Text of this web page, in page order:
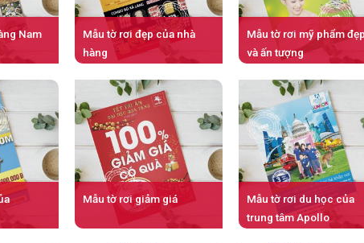
Nam
Mẫu tờ rơi đẹp của nhà
hàng
Mẫu tờ rơi mỹ phẩm
và ấn tượng
Mẫu tờ rơi giảm giá
Mẫu tờ rơi du học của
trung tâm Apollo